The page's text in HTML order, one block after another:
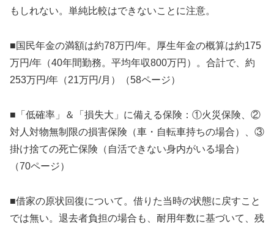
もしれない。単純比較はできないことに注意。
■国民年金の満額は約78万円/年。厚生年金の概算は約175
万円/年（40年間勤務。平均年収800万円）。合計で、約
253万円/年（21万円/月）（58ページ）
■「低確率」＆「損失大」に備える保険：①火災保険、②
対人対物無制限の損害保険（車・自転車持ちの場合）、③
掛け捨ての死亡保険（自活できない身内がいる場合）
（70ページ）
■借家の原状回復について。借りた当時の状態に戻すこと
では無い。退去者負担の場合も、耐用年数に基づいて、残